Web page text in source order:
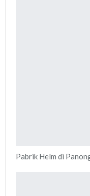
Pabrik Helm di